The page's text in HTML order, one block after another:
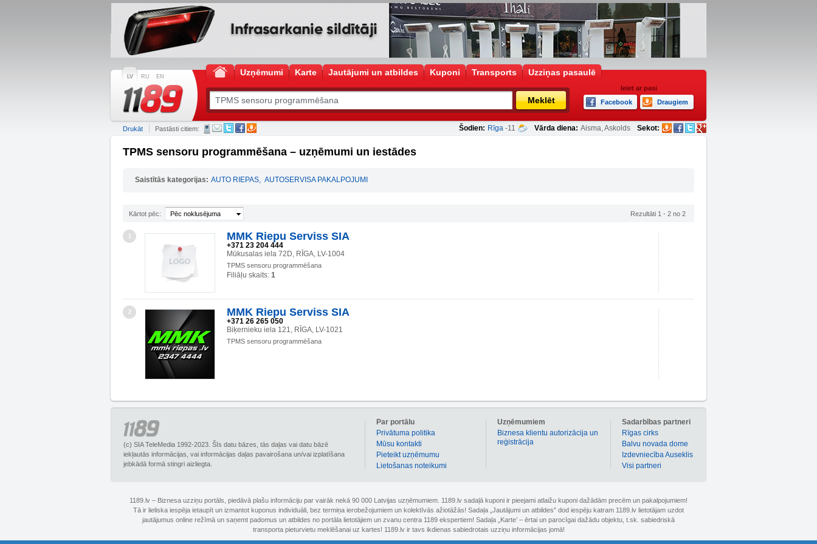
LV RU EN Uzņēmumi Karte Jautājumi un atbildes Kuponi Transports Uzziņas pasaulē
Meklēt
Ieiet ar pasi
Facebook
Draugiem
Šodien: Rīga -11 Vārda diena: Aisma, Askolds Sekot:
Drukāt Pastāsti citiem:
TPMS sensoru programmēšana – uzņēmumi un iestādes
Saistītās kategorijas: AUTO RIEPAS, AUTOSERVISA PAKALPOJUMI
Kārtot pēc: Pēc noklusējuma Rezultāti 1 - 2 no 2
1 MMK Riepu Serviss SIA
+371 23 204 444
Mūkusalas iela 72D, RĪGA, LV-1004
TPMS sensoru programmēšana
Filiāļu skaits: 1
2 MMK Riepu Serviss SIA
+371 26 265 050
Biķernieku iela 121, RĪGA, LV-1021
TPMS sensoru programmēšana
(c) SIA TeleMedia 1992-2023. Šīs datu bāzes, tās daļas vai datu bāzē
iekļautās informācijas, vai informācijas daļas pavairošana un/vai izplatīšana
jebkādā formā stingri aizliegta.
Sadarbības partneri
Rīgas cirks
Balvu novada dome
Izdevniecība Auseklis
Visi partneri
Uzņēmumiem
Biznesa klientu autorizācija un
reģistrācija
Par portālu
Privātuma politika
Mūsu kontakti
Pieteikt uzņēmumu
Lietošanas noteikumi
1189.lv – Biznesa uzziņu portāls, piedāvā plašu informāciju par vairāk nekā 90 000 Latvijas uzņēmumiem. 1189.lv sadaļā kuponi ir pieejami atlaižu kuponi dažādām precēm un pakalpojumiem!
Tā ir lieliska iespēja ietaupīt un izmantot kuponus individuāli, bez termiņa ierobežojumiem un kolektīvās ažiotāžās! Sadaļa „Jautājumi un atbildes” dod iespēju katram 1189.lv lietotājam uzdot
jautājumus online režīmā un saņemt padomus un atbildes no portāla lietotājiem un zvanu centra 1189 ekspertiem! Sadaļa „Karte’ – ērtai un parocīgai dažādu objektu, t.sk. sabiedriskā
transporta pieturvietu meklēšanai uz kartes! 1189.lv ir tavs ikdienas sabiedrotais uzziņu informācijas jomā!